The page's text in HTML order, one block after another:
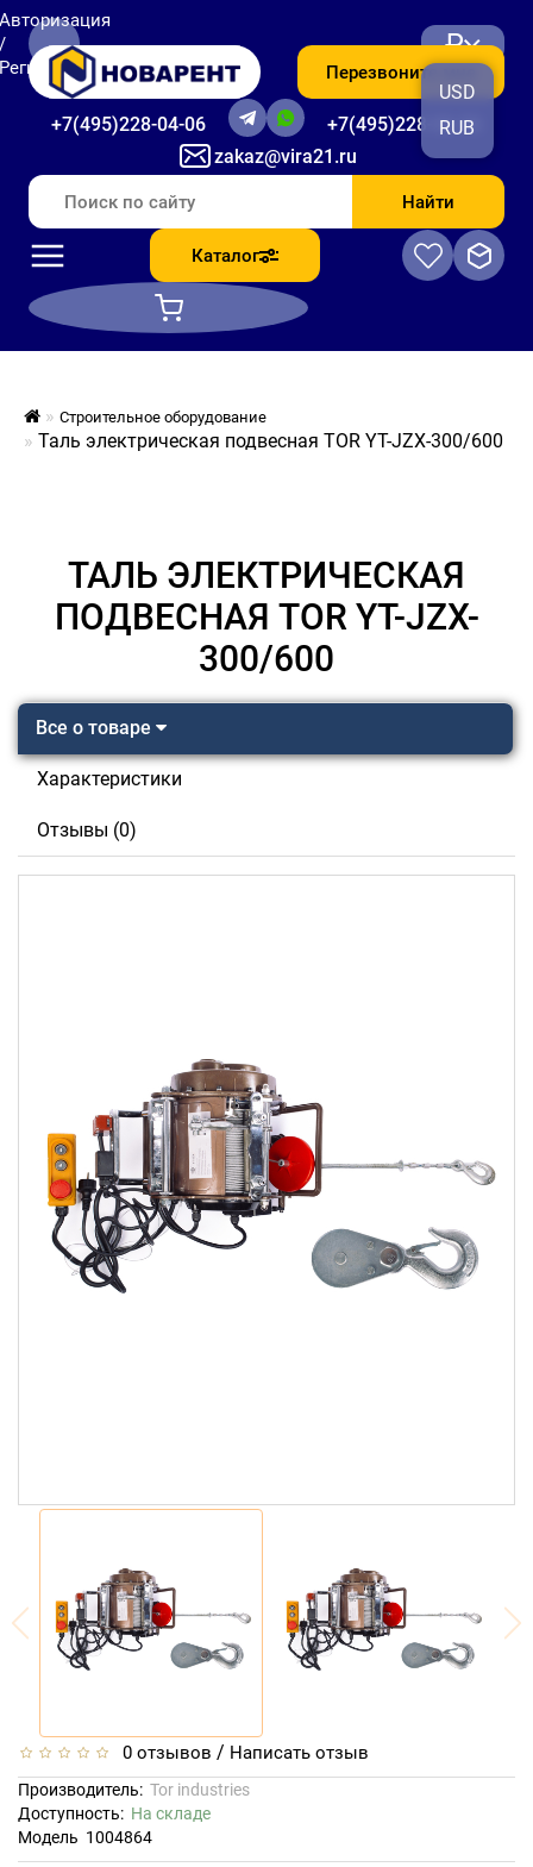
zakaz@vira21.ru
+7(495)228-04-06 +7(495)228-06-56
Перезвоните мне
₽
USD
RUB
Найти
Каталог
Строительное оборудование
Таль электрическая подвесная TOR YT-JZX-300/600
ТАЛЬ ЭЛЕКТРИЧЕСКАЯ
ПОДВЕСНАЯ TOR YT-JZX-
300/600
Все о товаре
Характеристики
Отзывы (0)
0 отзывов / Написать отзыв
Производитель: Tor industries
Доступность: На складе
Модель 1004864